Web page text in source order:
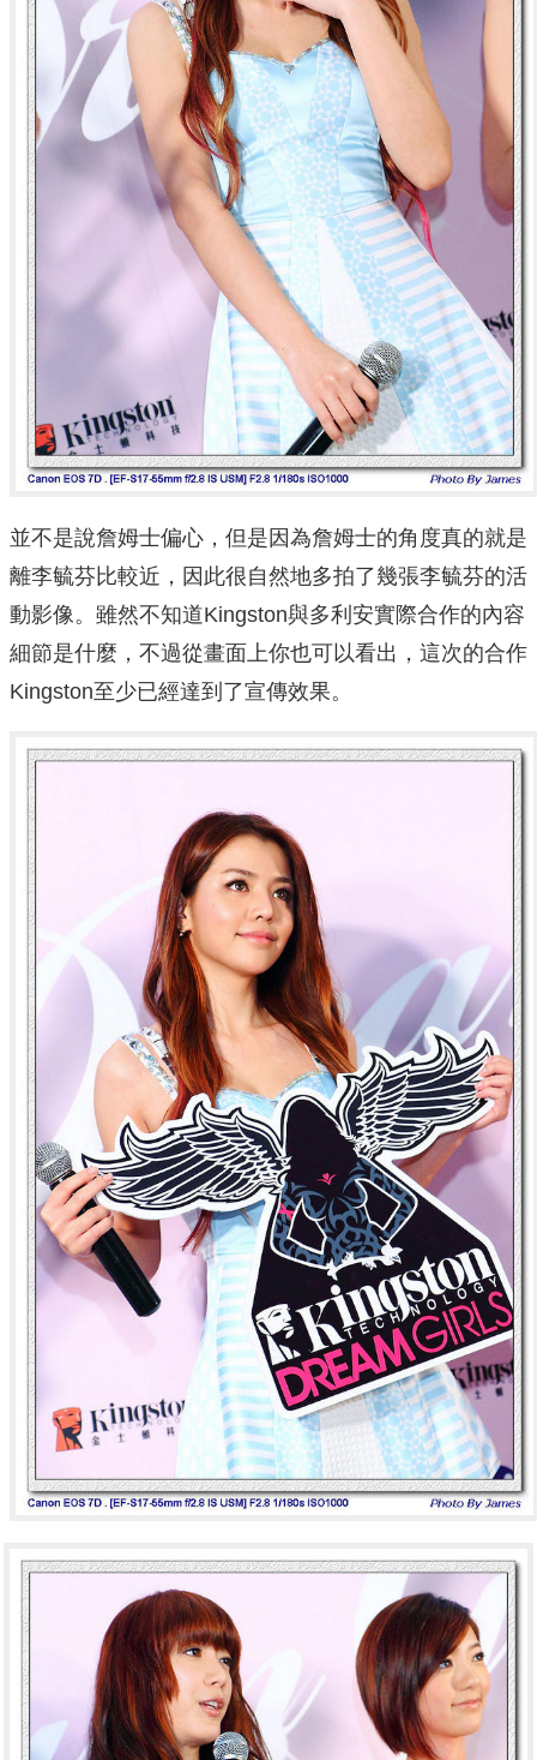
並不是說詹姆士偏心，但是因為詹姆士的角度真的就是
離李毓芬比較近，因此很自然地多拍了幾張李毓芬的活
動影像。雖然不知道Kingston與多利安實際合作的內容
細節是什麼，不過從畫面上你也可以看出，這次的合作
Kingston至少已經達到了宣傳效果。